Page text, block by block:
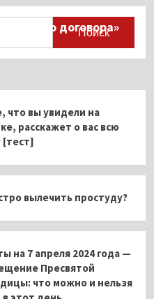
против
договора»
что вы увидели на
расскажет о вас всю
[тест]
вылечить простуду?
на 7 апреля 2024 года —
Пресвятой
что можно и нельзя